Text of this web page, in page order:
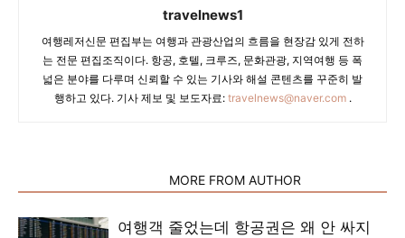
travelnews1
여행레저신문 편집부는 여행과 관광산업의 흐름을 현장감 있게 전하
는 전문 편집조직이다. 항공, 호텔, 크루즈, 문화관광, 지역여행 등 폭
넓은 분야를 다루며 신뢰할 수 있는 기사와 해설 콘텐츠를 꾸준히 발
행하고 있다. 기사 제보 및 보도자료: travelnews@naver.com.
MORE FROM AUTHOR
여행객 줄었는데 항공권은 왜 안 싸지